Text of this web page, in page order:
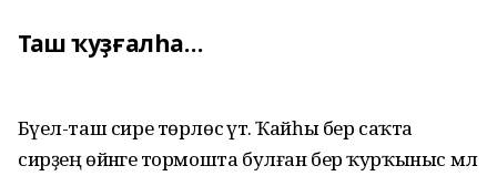
Таш ҡуҙғалһа…
Бәүел-таш сире төрлөсә үтә. Ҡайһы бер саҡта
сирҙең өйәнәге тормошта булған бер ҡурҡыныс мәл